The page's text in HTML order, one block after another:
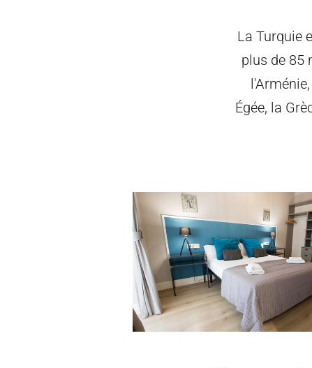
La Turquie
plus de 85
Égée, la